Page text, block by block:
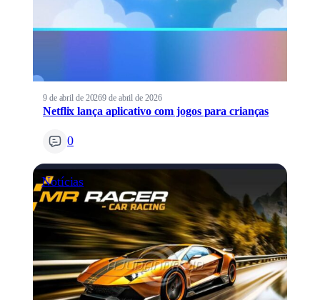
9 de abril de 20269 de abril de 2026
Netflix lança aplicativo com jogos para crianças
0
Notícias